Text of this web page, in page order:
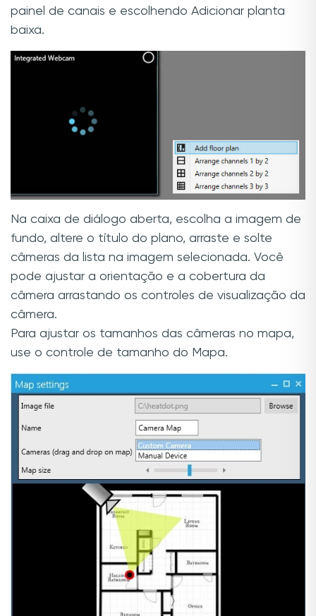
painel de canais e escolhendo Adicionar planta
baixa.
Na caixa de diálogo aberta, escolha a imagem de
fundo, altere o título do plano, arraste e solte
câmeras da lista na imagem selecionada. Você
pode ajustar a orientação e a cobertura da
câmera arrastando os controles de visualização da
câmera.
Para ajustar os tamanhos das câmeras no mapa,
use o controle de tamanho do Mapa.